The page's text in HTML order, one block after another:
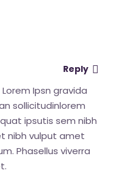
Reply
Ipsn gravida
sollicitudinlorem
ipsutis sem nibh
nibh vulput amet
Phasellus viverra